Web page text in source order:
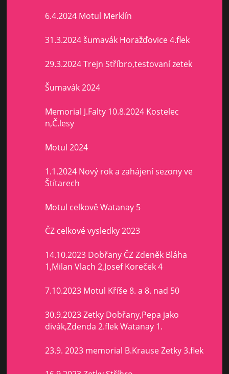
6.4.2024 Motul Merklín
31.3.2024 šumavák Horažďovice 4.flek
29.3.2024 Trejn Stříbro,testovaní zetek
Šumavák 2024
Memorial J.Falty 10.8.2024 Kostelec
n,Č.lesy
Motul 2024
1.1.2024 Nový rok a zahájení sezony ve
Štítarech
Motul celkově Watanay 5
ČZ celkové vysledky 2023
14.10.2023 Dobřany ČZ Zdeněk Bláha
1,Milan Vlach 2,Josef Koreček 4
7.10.2023 Motul Kříše 8. a 8. nad 50
30.9.2023 Zetky Dobřany,Pepa jako
divák,Zdenda 2.flek Watanay 1.
23.9. 2023 memorial B.Krause Zetky 3.flek